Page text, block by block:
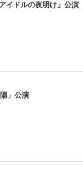
イドルの夜明け」公演
」公演